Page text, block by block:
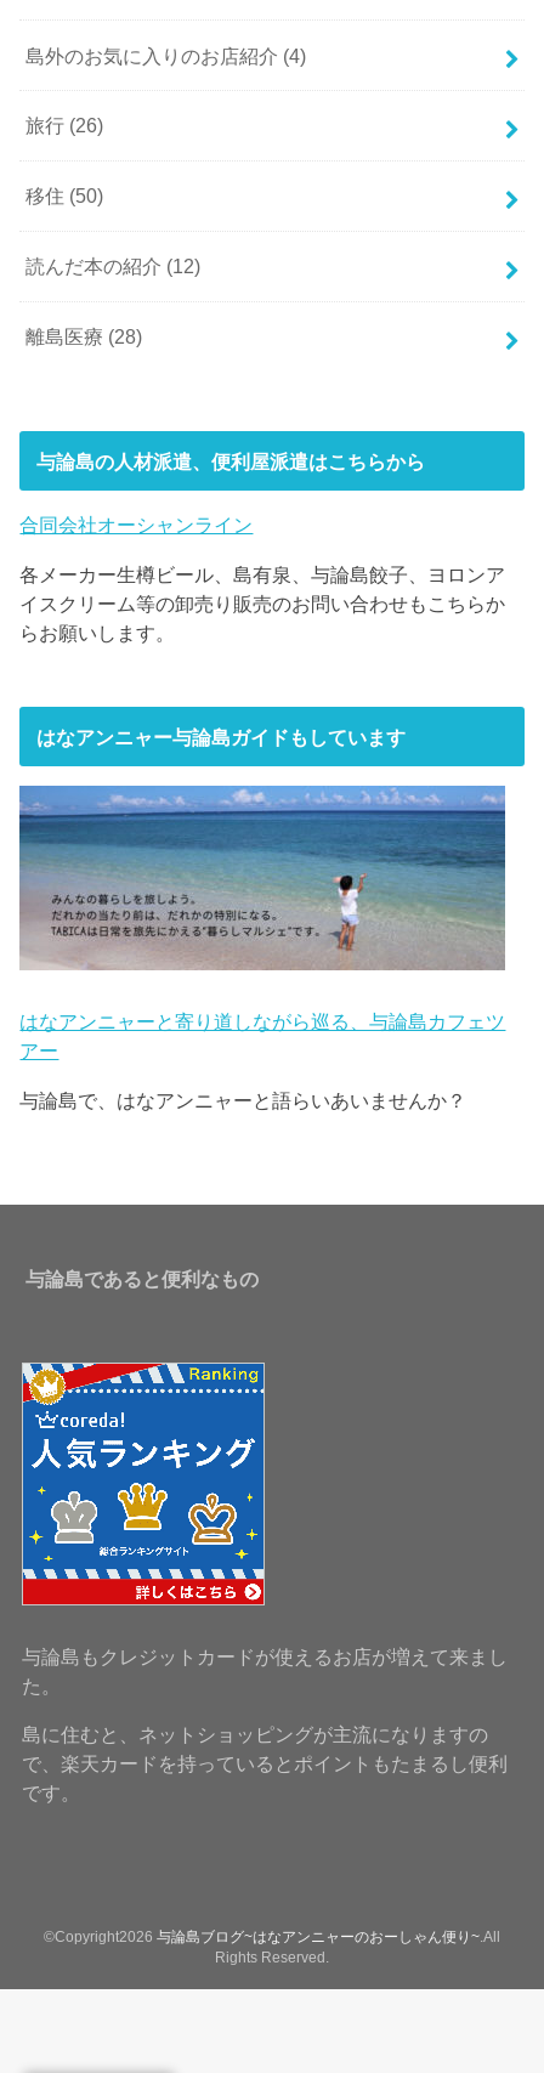
島外のお気に入りのお店紹介 (4)
旅行 (26)
移住 (50)
読んだ本の紹介 (12)
離島医療 (28)
与論島の人材派遣、便利屋派遣はこちらから
合同会社オーシャンライン
各メーカー生樽ビール、島有泉、与論島餃子、ヨロンア
イスクリーム等の卸売り販売のお問い合わせもこちらか
らお願いします。
はなアンニャー与論島ガイドもしています
はなアンニャーと寄り道しながら巡る、与論島カフェツ
アー
与論島で、はなアンニャーと語らいあいませんか？
与論島であると便利なもの
与論島もクレジットカードが使えるお店が増えて来まし
た。
島に住むと、ネットショッピングが主流になりますの
で、楽天カードを持っているとポイントもたまるし便利
です。
©Copyright2026 与論島ブログ~はなアンニャーのおーしゃん便り~ .All
Rights Reserved.